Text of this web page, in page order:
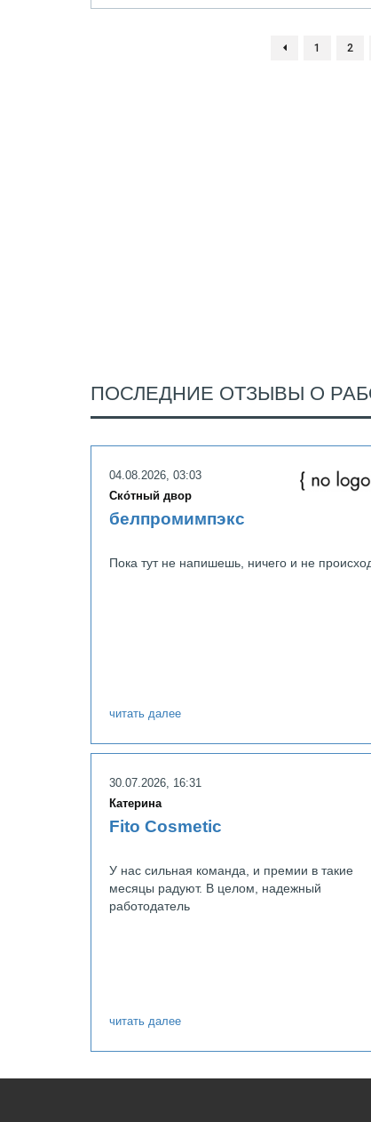
1 2
ПОСЛЕДНИЕ ОТЗЫВЫ О
04.08.2026, 03:03
Ско́тный двор
белпромимпэкс
Пока тут не напишешь, ничего и не
читать далее
30.07.2026, 16:31
Катерина
Fito Cosmetic
У нас сильная команда, и премии в такие
месяцы радуют. В целом, надежный
работодатель
читать далее